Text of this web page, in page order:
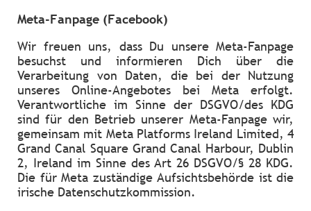
Meta-Fanpage (Facebook)
Wir freuen uns, dass Du unsere Meta-Fanpage
besuchst und informieren Dich über die
Verarbeitung von Daten, die bei der Nutzung
unseres Online-Angebotes bei Meta erfolgt.
Verantwortliche im Sinne der DSGVO/des KDG
sind für den Betrieb unserer Meta-Fanpage wir,
gemeinsam mit Meta Platforms Ireland Limited, 4
Grand Canal Square Grand Canal Harbour, Dublin
2, Ireland im Sinne des Art 26 DSGVO/§ 28 KDG.
Die für Meta zuständige Aufsichtsbehörde ist die
irische Datenschutzkommission.